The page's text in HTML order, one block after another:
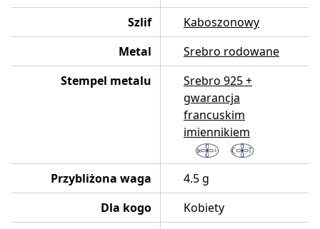
Szlif
Kaboszonowy
Metal
Srebro rodowane
Stempel metalu
Srebro 925 +
gwarancja
francuskim
imiennikiem
Przybliżona waga
4.5 g
Dla kogo
Kobiety